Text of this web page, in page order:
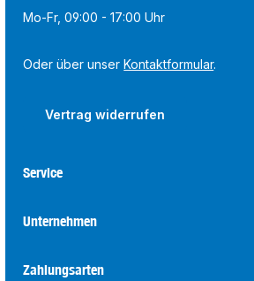
Mo-Fr, 09:00 - 17:00 Uhr
Oder über unserKontaktformular.
Vertrag widerrufen
Service
Unternehmen
Zahlungsarten